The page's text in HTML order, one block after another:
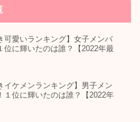
可愛いランキング】女子メンバ
位に輝いたのは誰？【2022年最
イケメンランキング】男子メン
１位に輝いたのは誰？【2022年